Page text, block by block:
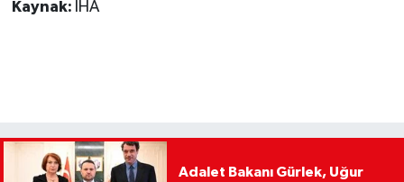
Kaynak: İHA
Adalet Bakanı Gürlek, Uğur